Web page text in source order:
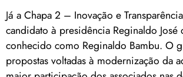
Já a Chapa 2 – Inovação e
candidato à presidência Reginaldo José
conhecido como Reginaldo Bambu. O
propostas voltadas à modernização da